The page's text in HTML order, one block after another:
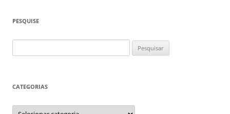
PESQUISE
por:
CATEGORIAS
Categorias